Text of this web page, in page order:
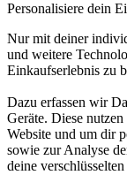
Personalisiere dein
Nur mit deiner
und weitere
Einkaufserlebnis zu
Dazu erfassen wir
Geräte. Diese
Website und um dir
sowie zur Analyse
deine